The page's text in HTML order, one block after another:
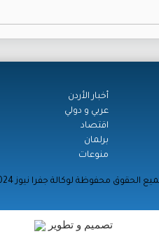
أخبار الأردن
عربي و دولي
اقتصاد
برلمان
منوعات
الحقوق محفوظة لوكالة جفرا نيوز 2024
تصميم و تطوير